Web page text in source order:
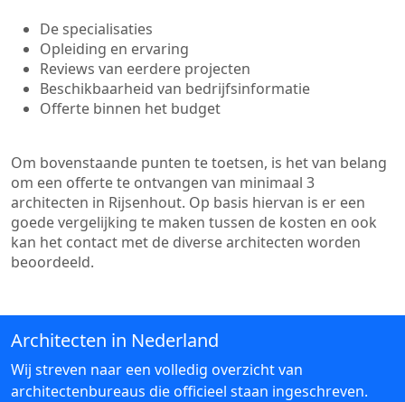
De specialisaties
Opleiding en ervaring
Reviews van eerdere projecten
Beschikbaarheid van bedrijfsinformatie
Offerte binnen het budget
Om bovenstaande punten te toetsen, is het van belang
om een offerte te ontvangen van minimaal 3
architecten in Rijsenhout. Op basis hiervan is er een
goede vergelijking te maken tussen de kosten en ook
kan het contact met de diverse architecten worden
beoordeeld.
Architecten in Nederland
Wij streven naar een volledig overzicht van
architectenbureaus die officieel staan ingeschreven.